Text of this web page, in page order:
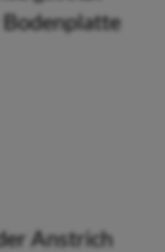
Anstrich